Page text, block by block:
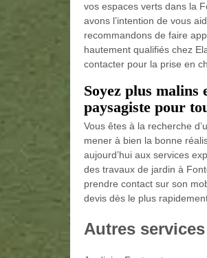
vos espaces verts dans la
avons l’intention de vous
recommandons de faire
hautement qualifiés chez
contacter pour la prise en
Soyez plus
paysagiste pour
Vous êtes à la recherche
mener à bien la bonne
aujourd’hui aux services
des travaux de jardin à
prendre contact sur son
devis dès le plus
Autres services